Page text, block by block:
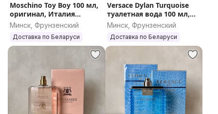
Moschino Toy Boy 100 мл,
оригинал, Италия
(Москино Той Бой
мужской)
Минск, Фрунзенский
Доставка по Беларуси
Versace Dylan Turquoise
туалетная вода 100 мл,
оригинал, Италия
Минск, Фрунзенский
Доставка по Беларуси